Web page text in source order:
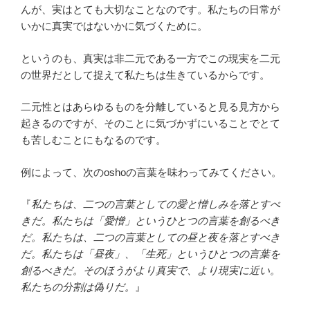
んが、実はとても大切なことなのです。私たちの日常が
いかに真実ではないかに気づくために。
というのも、真実は非二元である一方でこの現実を二元
の世界だとして捉えて私たちは生きているからです。
二元性とはあらゆるものを分離していると見る見方から
起きるのですが、そのことに気づかずにいることでとて
も苦しむことにもなるのです。
例によって、次のoshoの言葉を味わってみてください。
『私たちは、二つの言葉としての愛と憎しみを落とすべ
きだ。私たちは「愛憎」というひとつの言葉を創るべき
だ。私たちは、二つの言葉としての昼と夜を落とすべき
だ。私たちは「昼夜」、「生死」というひとつの言葉を
創るべきだ。そのほうがより真実で、より現実に近い。
私たちの分割は偽りだ。
』